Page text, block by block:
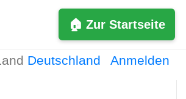
🏠 Zur Startseite
Deutschland Anmelden